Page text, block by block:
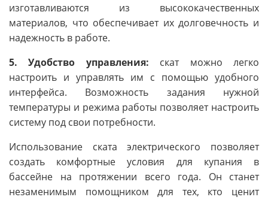
изготавливаются из высококачественных
материалов, что обеспечивает их долговечность и
надежность в работе.
5. Удобство управления: скат можно легко
настроить и управлять им с помощью удобного
интерфейса. Возможность задания нужной
температуры и режима работы позволяет настроить
систему под свои потребности.
Использование ската электрического позволяет
создать комфортные условия для купания в
бассейне на протяжении всего года. Он станет
незаменимым помощником для тех, кто ценит